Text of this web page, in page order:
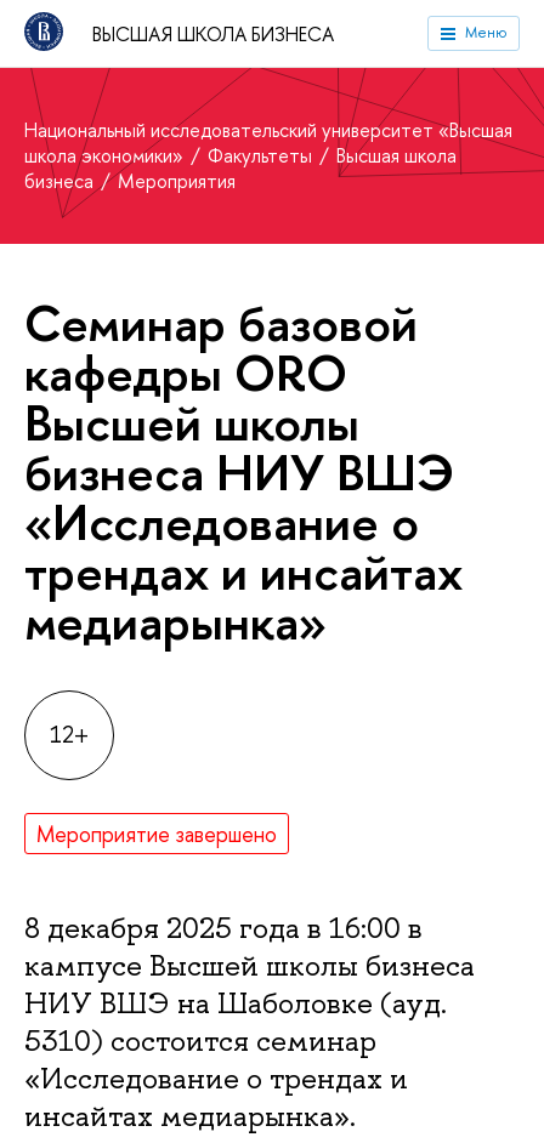
ВЫСШАЯ ШКОЛА БИЗНЕСА Меню
Национальный исследовательский университет «Высшая
школа экономики»
Факультеты
Высшая школа
бизнеса
Мероприятия
Семинар базовой
кафедры ORO
Высшей школы
бизнеса НИУ ВШЭ
«Исследование о
трендах и инсайтах
медиарынка»
12+
Мероприятие завершено
8 декабря 2025 года в 16:00 в
кампусе Высшей школы бизнеса
НИУ ВШЭ на Шаболовке (ауд.
5310) состоится семинар
«Исследование о трендах и
инсайтах медиарынка».